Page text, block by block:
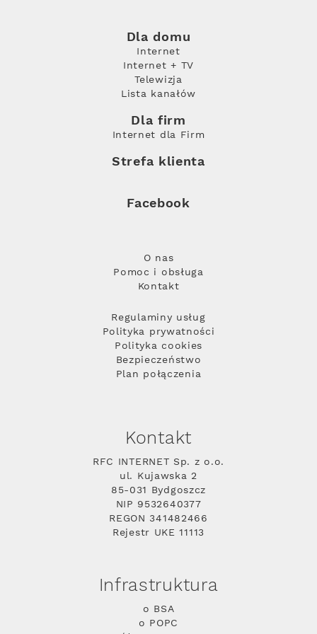
Dla domu
Internet
Internet + TV
Telewizja
Lista kanałów
Dla firm
Internet dla Firm
Strefa klienta
Facebook
O nas
Pomoc i obsługa
Kontakt
Regulaminy usług
Polityka prywatności
Polityka cookies
Bezpieczeństwo
Plan połączenia
Kontakt
RFC INTERNET Sp. z o.o.
ul. Kujawska 2
85-031 Bydgoszcz
NIP 9532640377
REGON 341482466
Rejestr UKE 11113
Infrastruktura
o BSA
o POPC